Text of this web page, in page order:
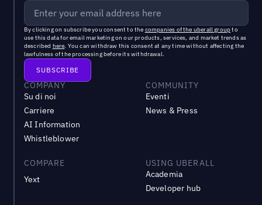
By clicking on subscribe you consent to the companies of the uberall groupto
use this data for email marketing on our products, services, and market trends as
described here. You can withdraw this consent at any time without affecting the
lawfulness of the processing before its withdrawal.
COMPANY
Su di noi
Carriere
AI Information
Whistleblower
COMMUNITY
Eventi
News & Press
COMPARE
Yext
USING UBERALL
Academia
Developer hub